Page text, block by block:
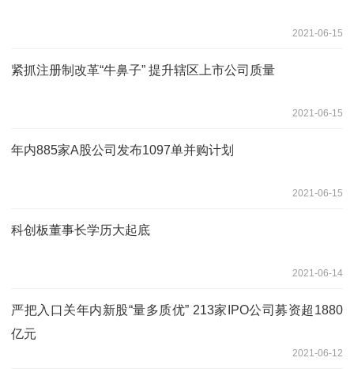
2021-06-15
紧抓注册制改革“牛鼻子” 提升辖区上市公司质量
2021-06-15
年内885家A股公司发布1097单并购计划
2021-06-15
科创板董事长学历大起底
2021-06-14
严把入口关年内新股“量多质优” 213家IPO公司募资超1880
亿元
2021-06-12